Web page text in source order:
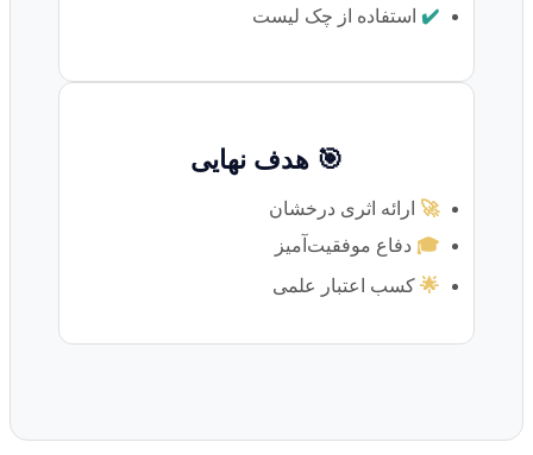
✔️استفاده از چک لیست
🎯 هدف نهایی
🚀 ارائه اثری درخشان
🎓 دفاع موفقیت‌آمیز
🌟کسب اعتبار علمی